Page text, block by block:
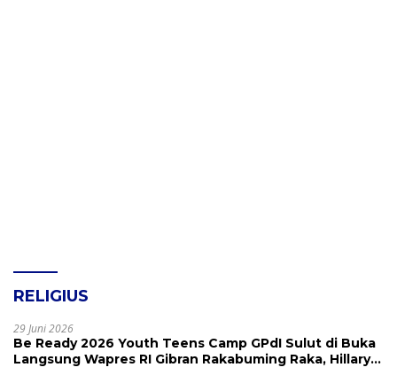
RELIGIUS
29 Juni 2026
Be Ready 2026 Youth Teens Camp GPdI Sulut di Buka
Langsung Wapres RI Gibran Rakabuming Raka, Hillary